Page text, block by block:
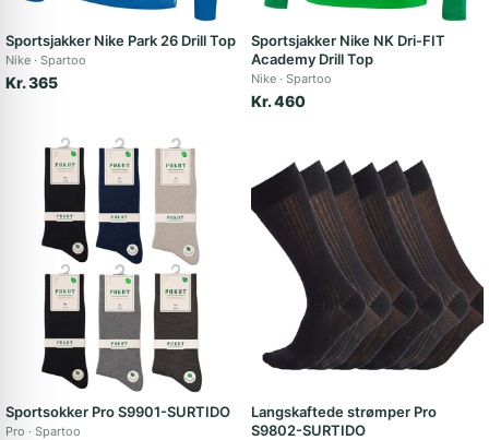
Sportsjakker Nike Park 26 Drill Top
Nike Spartoo
Kr. 365
Sportsjakker Nike NK Dri-FIT
Academy Drill Top
Nike Spartoo
Kr. 460
Sportsokker Pro S9901-SURTIDO
Pro Spartoo
Langskaftede strømper Pro
S9802-SURTIDO